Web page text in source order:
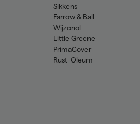
Sikkens
Farrow & Ball
Wijzonol
Little Greene
PrimaCover
Rust-Oleum